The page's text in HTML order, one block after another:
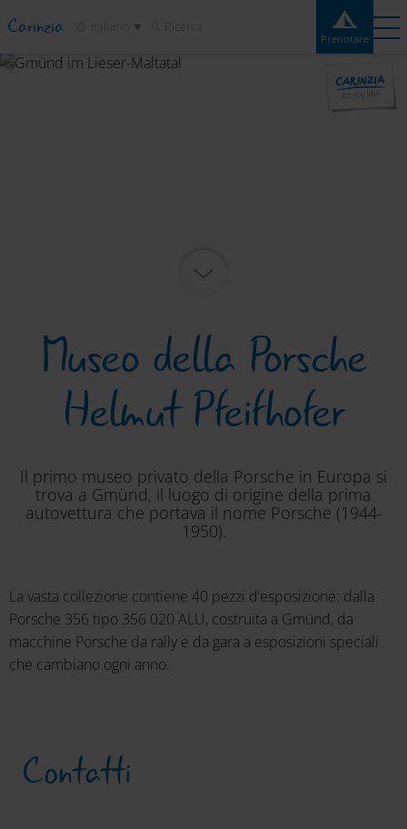
Carinzia Prenotare
Museo della Porsche
Helmut Pfeifhofer
Il primo museo privato della Porsche in Europa si
trova a Gmünd, il luogo di origine della prima
autovettura che portava il nome Porsche (1944-
1950).
La vasta collezione contiene 40 pezzi d’esposizione: dalla
Porsche 356 tipo 356 020 ALU, costruita a Gmünd, da
macchine Porsche da rally e da gara a esposizioni speciali
che cambiano ogni anno.
Contatti